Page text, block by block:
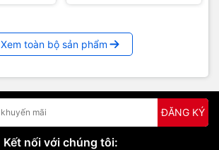
Xem toàn bộ sản phẩm
ĐĂNG KÝ
Kết nối với chúng tôi: